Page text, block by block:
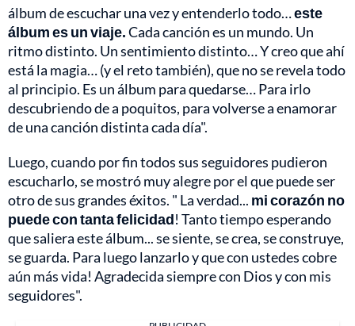
álbum de escuchar una vez y entenderlo todo…este
álbum es un viaje.Cada canción es un mundo. Un
ritmo distinto. Un sentimiento distinto… Y creo que ahí
está la magia… (y el reto también), que no se revela todo
al principio. Es un álbum para quedarse… Para irlo
descubriendo de a poquitos, para volverse a enamorar
de una canción distinta cada día".
Luego, cuando por fin todos sus seguidores pudieron
escucharlo, se mostró muy alegre por el que puede ser
otro de sus grandes éxitos. " La verdad... mi corazón no
puede con tanta felicidad! Tanto tiempo esperando
que saliera este álbum... se siente, se crea, se construye,
se guarda. Para luego lanzarlo y que con ustedes cobre
aún más vida! Agradecida siempre con Dios y con mis
seguidores".